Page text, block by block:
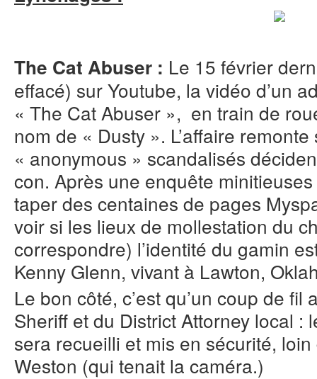
The Cat Abuser : Le 15 février
effacé) sur Youtube, la vidéo d’un
« The Cat Abuser », en train de
nom de « Dusty ». L’affaire
« anonymous » scandalisés
con. Après une enquête
taper des centaines de pages
voir si les lieux de mollestation du
correspondre) l’identité du gamin
Kenny Glenn, vivant à Lawton,
Le bon côté, c’est qu’un coup de
Sheriff et du District Attorney local :
sera recueilli et mis en sécurité,
Weston (qui tenait la caméra.)